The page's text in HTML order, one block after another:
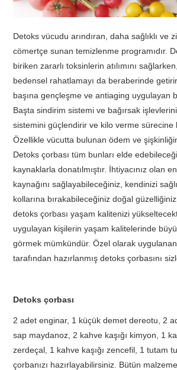
TÜRKÇE
REHBERLIK
Detoks vücudu arındıran, daha sağlıklı ve
cömertçe sunan temizlenme programıdır.
biriken zararlı toksinlerin atılımını
bedensel rahatlamayı da beraberinde
başına gençleşme ve antiaging uygulayan
Başta sindirim sistemi ve bağırsak işlevlerini
sistemini güçlendirir ve kilo verme sürecine
Özellikle vücutta bulunan ödem ve şişkinliğin
Detoks çorbası tüm bunları elde
kaynaklarla donatılmıştır. İhtiyacınız olan
kaynağını sağlayabileceğiniz, kendinizi
kollarına bırakabileceğiniz doğal
detoks çorbası yaşam kalitenizi
uygulayan kişilerin yaşam kalitelerinde
görmek mümkündür. Özel olarak
tarafından hazırlanmış detoks çorbasını
Detoks çorbası
2 adet enginar, 1 küçük demet dereotu, 2
sap maydanoz, 2 kahve kaşığı kimyon, 1
zerdeçal, 1 kahve kaşığı zencefil, 1 tutam
çorbanızı hazırlayabilirsiniz. Bütün